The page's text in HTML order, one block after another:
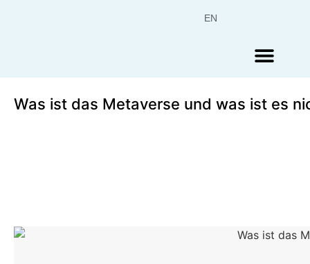
EN
Was ist das Metaverse und was ist es